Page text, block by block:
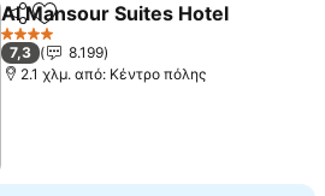
Κοινοποίηση
Προσθήκη στα αγαπημένα
Al Mansour Suites Hotel
4 Αστέρια
7,3
8.199
2.1 χλμ. από: Κέντρο πόλης